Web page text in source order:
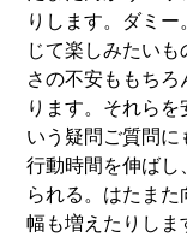
りします。ダミ
じて楽しみたい
さの不安ももち
ります。それら
いう疑問ご質問
行動時間を伸ば
られる。はたま
幅も増えたりしま